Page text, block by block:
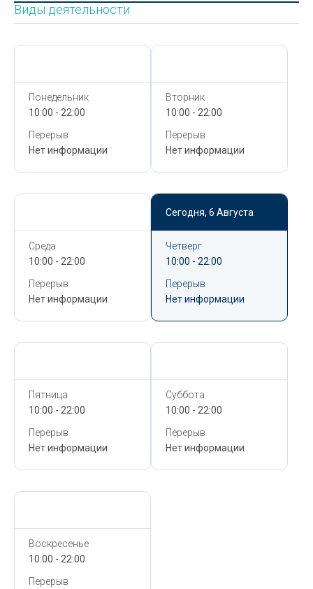
Виды деятельности
Понедельник
10:00 - 22:00
Перерыв
Нет информации
Вторник
10:00 - 22:00
Перерыв
Нет информации
Среда
10:00 - 22:00
Перерыв
Нет информации
Сегодня, 6 Августа
Четверг
10:00 - 22:00
Перерыв
Нет информации
Пятница
10:00 - 22:00
Перерыв
Нет информации
Суббота
10:00 - 22:00
Перерыв
Нет информации
Воскресенье
10:00 - 22:00
Перерыв